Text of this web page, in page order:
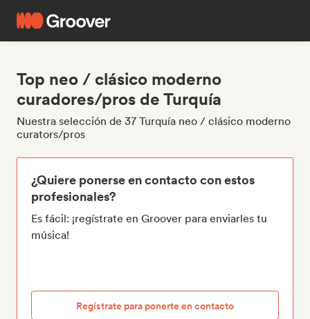
Top neo / clásico moderno
curadores/pros de Turquía
Nuestra selección de 37 Turquía neo / clásico moderno
curators/pros
¿Quiere ponerse en contacto con estos
profesionales?
Es fácil: ¡regístrate en Groover para enviarles tu
música!
Regístrate para ponerte en contacto